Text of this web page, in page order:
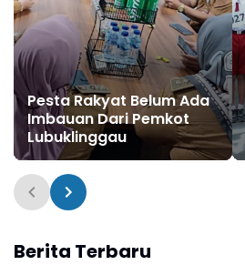
Pesta Rakyat Belum Ada
Imbauan Dari Pemkot
Lubuklinggau
Berita Terbaru